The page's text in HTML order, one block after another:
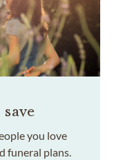
you love
funeral plans.